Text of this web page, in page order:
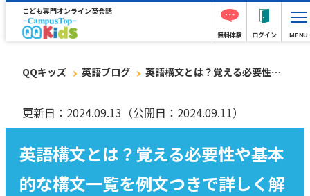
こども専門オンライン英会話
無料体験 ログイン MENU
QQキッズ 英語ブログ 英語構文とは？覚える必要性や基本的な構文一覧を例文つきで詳しく解説
更新日：2024.09.13 （公開日：2024.09.11）
英語構文とは？覚える必要性や基本
的な構文一覧を例文つきで詳しく解